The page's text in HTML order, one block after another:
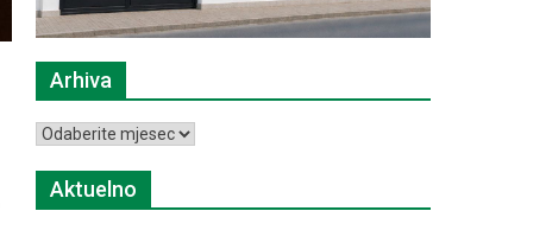
Arhiva
Arhiva
Aktuelno